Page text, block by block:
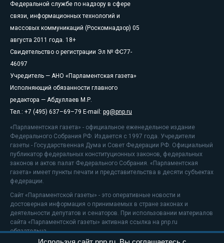
Федеральной службе по надзору в сфере
связи, информационных технологий и
массовых коммуникаций (Роскомнадзор) 05
августа 2011 года. 18+
Свидетельство о регистрации Эл № ФС77-
46097
Учредитель — АНО «Парламентская газета»
Исполняющий обязанности главного
редактора — Абдуллаев М.Р.
Тел.: +7 (495) 637–69–79 E-mail: pg@pnp.ru
«Парламентская газета» - официальное еженедельное издание
Федерального Собрания РФ. Издается с 1997 года. Учредители
газеты - Государственная Дума и Совет Федерации РФ. Официальный
публикатор федеральных конституционных законов, федеральных
законов и актов палат Федерального Собрания. «Парламентская
газета» имеет пункты печати и представительства в десяти субъектах
федерации.
Сайт «Парламентской газеты» - это оперативные новости и
достоверная информация о принимаемых в стране законах и
деятельности депутатов и сенаторов. При использовании материалов
сайта «Парламентской газеты» активная ссылка на pnp.ru
обязательна.